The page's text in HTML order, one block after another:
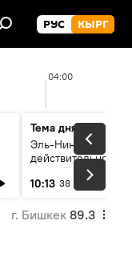
РУС КЫРГ
04:00
Тема дня
Эль-Ниньо, жара и
действительно
погоду в
10:13 38 мин
г. Бишкек 89.3